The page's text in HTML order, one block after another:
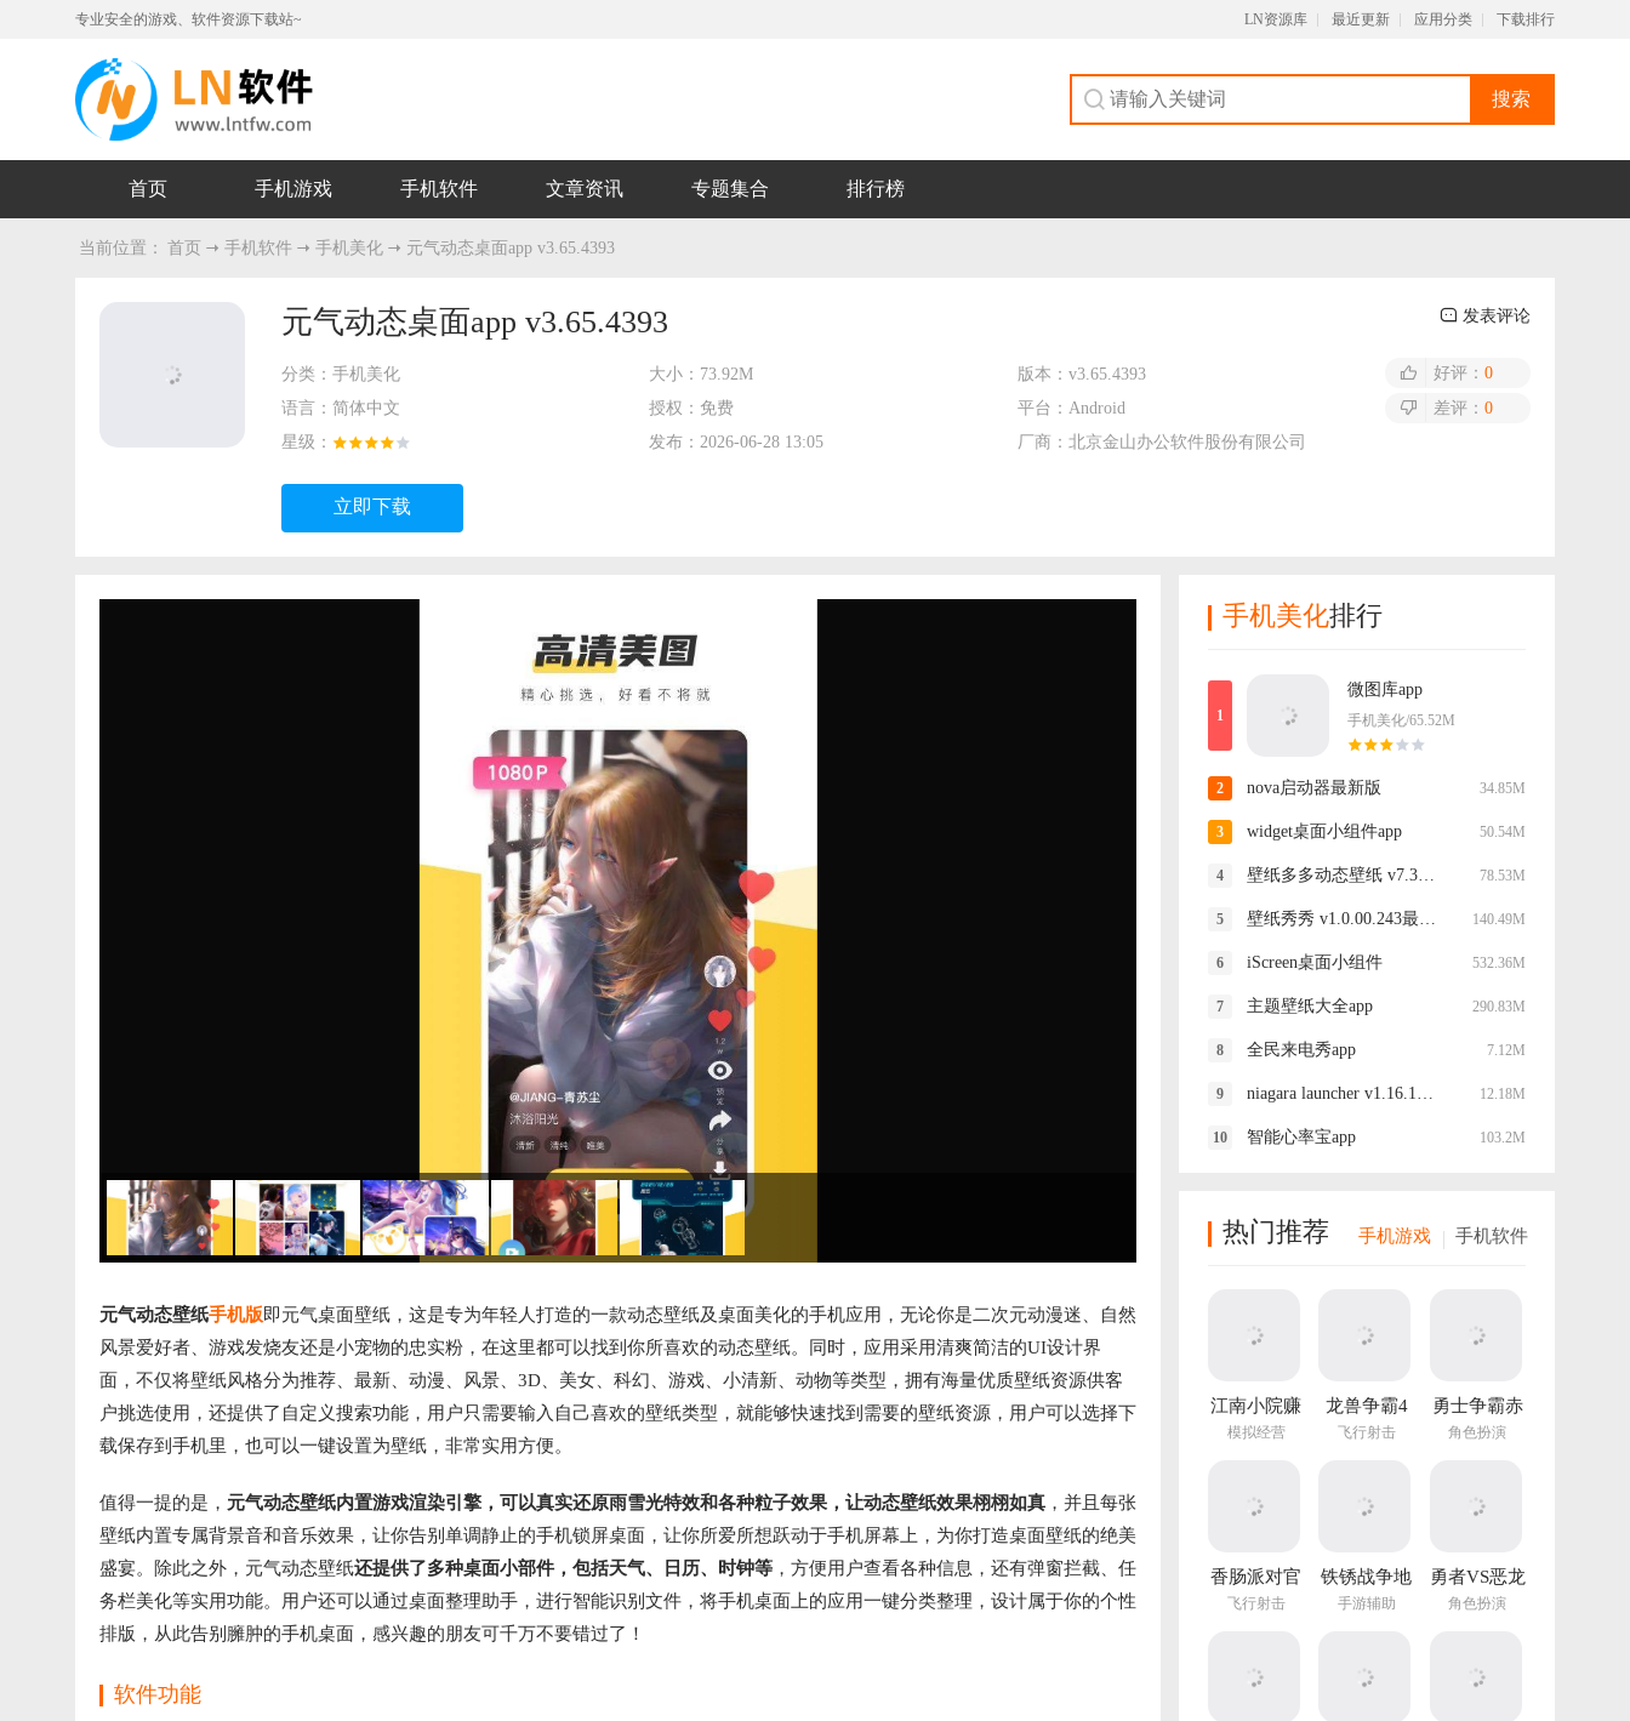
专业安全的游戏、软件资源下载站~ LN资源库 最近更新 应用分类 下载排行
搜索
首页 手机游戏 手机软件 文章资讯 专题集合 排行榜
当前位置： 首页 手机软件 手机美化 元气动态桌面app v3.65.4393
元气动态桌面app v3.65.4393 发表评论
分类： 手机美化 大小： 73.92M 版本： v3.65.4393
语言： 简体中文 授权： 免费 平台： Android
星级：
发布：2026-06-28 13:05 厂商： 北京金山办公软件股份有限公司
好评： 0
差评： 0
立即下载
元气动态壁纸手机版即元气桌面壁纸，这是专为年轻人打造的一款动态壁纸及桌面美化的手机应用，无论你是二次元动漫迷、自然
风景爱好者、游戏发烧友还是小宠物的忠实粉，在这里都可以找到你所喜欢的动态壁纸。同时，应用采用清爽简洁的UI设计界
面，不仅将壁纸风格分为推荐、最新、动漫、风景、3D、美女、科幻、游戏、小清新、动物等类型，拥有海量优质壁纸资源供客
户挑选使用，还提供了自定义搜索功能，用户只需要输入自己喜欢的壁纸类型，就能够快速找到需要的壁纸资源，用户可以选择下
载保存到手机里，也可以一键设置为壁纸，非常实用方便。
值得一提的是， 元气动态壁纸内置游戏渲染引擎，可以真实还原雨雪光特效和各种粒子效果，让动态壁纸效果栩栩如真 ，并且每张
壁纸内置专属背景音和音乐效果，让你告别单调静止的手机锁屏桌面，让你所爱所想跃动于手机屏幕上，为你打造桌面壁纸的绝美
盛宴。除此之外，元气动态壁纸还提供了多种桌面小部件，包括天气、日历、时钟等 ，方便用户查看各种信息，还有弹窗拦截、任
务栏美化等实用功能。用户还可以通过桌面整理助手，进行智能识别文件，将手机桌面上的应用一键分类整理，设计属于你的个性
排版，从此告别臃肿的手机桌面，感兴趣的朋友可千万不要错过了！
软件功能
手机美化排行
微图库app
手机美化/65.52M
nova启动器最新版 34.85M
widget桌面小组件app 50.54M
壁纸多多动态壁纸 v7.3.0.0手机版 78.53M
壁纸秀秀 v1.0.00.243最新版 140.49M
iScreen桌面小组件 532.36M
主题壁纸大全app 290.83M
全民来电秀app 7.12M
niagara launcher v1.16.15最新版 12.18M
智能心率宝app 103.2M
热门推荐 手机游戏 手机软件
江南小院赚
钱游戏
模拟经营
龙兽争霸4
手游
飞行射击
勇士争霸赤
胆联盟
角色扮演
香肠派对官
方正版
飞行射击
铁锈战争地
图编辑器中
手游辅助
勇者VS恶龙
手游
角色扮演